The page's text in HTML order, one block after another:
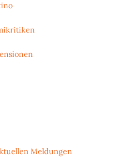
Meldungen